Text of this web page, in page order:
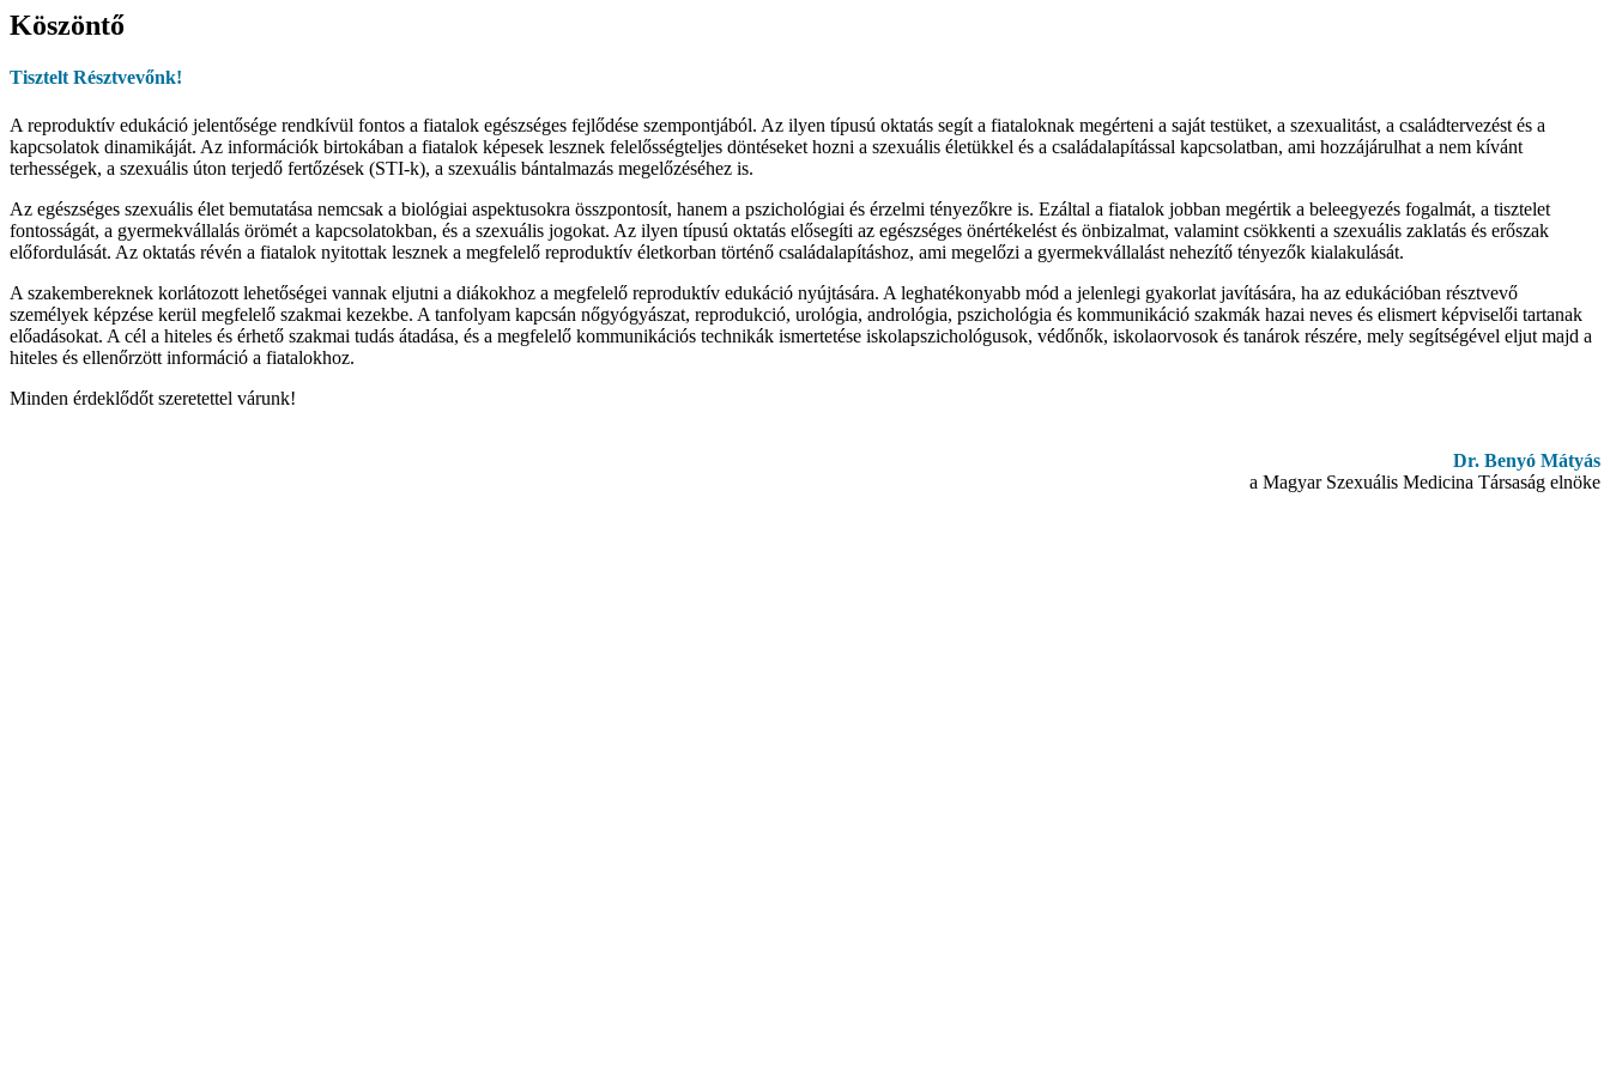
Köszöntő
Tisztelt Résztvevőnk!
A reproduktív edukáció jelentősége rendkívül fontos a fiatalok egészséges fejlődése szempontjából. Az ilyen típusú oktatás segít a fiataloknak megérteni a saját testüket, a szexualitást, a családtervezést és a
kapcsolatok dinamikáját. Az információk birtokában a fiatalok képesek lesznek felelősségteljes döntéseket hozni a szexuális életükkel és a családalapítással kapcsolatban, ami hozzájárulhat a nem kívánt
terhességek, a szexuális úton terjedő fertőzések (STI-k), a szexuális bántalmazás megelőzéséhez is.
Az egészséges szexuális élet bemutatása nemcsak a biológiai aspektusokra összpontosít, hanem a pszichológiai és érzelmi tényezőkre is. Ezáltal a fiatalok jobban megértik a beleegyezés fogalmát, a tisztelet
fontosságát, a gyermekvállalás örömét a kapcsolatokban, és a szexuális jogokat. Az ilyen típusú oktatás elősegíti az egészséges önértékelést és önbizalmat, valamint csökkenti a szexuális zaklatás és erőszak
előfordulását. Az oktatás révén a fiatalok nyitottak lesznek a megfelelő reproduktív életkorban történő családalapításhoz, ami megelőzi a gyermekvállalást nehezítő tényezők kialakulását.
A szakembereknek korlátozott lehetőségei vannak eljutni a diákokhoz a megfelelő reproduktív edukáció nyújtására. A leghatékonyabb mód a jelenlegi gyakorlat javítására, ha az edukációban résztvevő
személyek képzése kerül megfelelő szakmai kezekbe. A tanfolyam kapcsán nőgyógyászat, reprodukció, urológia, andrológia, pszichológia és kommunikáció szakmák hazai neves és elismert képviselői tartanak
előadásokat. A cél a hiteles és érhető szakmai tudás átadása, és a megfelelő kommunikációs technikák ismertetése iskolapszichológusok, védőnők, iskolaorvosok és tanárok részére, mely segítségével eljut majd a
hiteles és ellenőrzött információ a fiatalokhoz.
Minden érdeklődőt szeretettel várunk!
Dr. Benyó Mátyás
a Magyar Szexuális Medicina Társaság elnöke